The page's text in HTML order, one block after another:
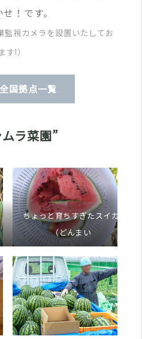
！です。
監視カメラを設置いたしてお
す!）
国拠点一覧
ラ菜園”
ちょっと育ちすぎたスイカ
（どんまい